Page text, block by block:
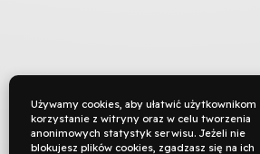
Mer om oss barn i
REŻYSERIA Lasse Hallström
Używamy cookies, aby ułatwić użytkownikom
korzystanie z witryny oraz w celu tworzenia
anonimowych statystyk serwisu. Jeżeli nie
blokujesz plików cookies, zgadzasz się na ich